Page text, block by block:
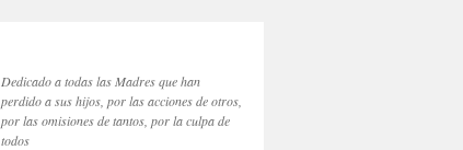
Dedicado a todas las Madres que han
perdido a sus hijos, por las acciones de otros,
por las omisiones de tantos, por la culpa de
todos